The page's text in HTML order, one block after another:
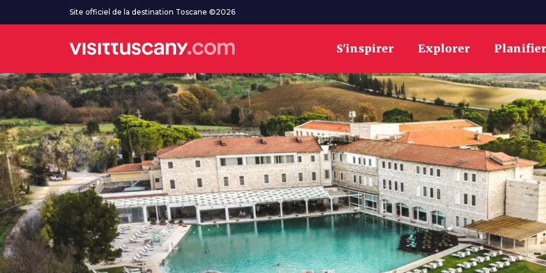
Aller au contenu principalSite officiel de la destination Toscane ©2026
S'inspirer Explorer Planifier